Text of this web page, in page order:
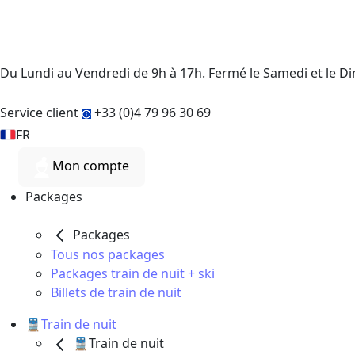
Du Lundi au Vendredi de 9h à 17h. Fermé le Samedi et le
Service client
+33 (0)4 79 96 30 69
FR
Mon compte
Packages
Packages
Tous nos packages
Packages train de nuit + ski
Billets de train de nuit
🚆Train de nuit
🚆Train de nuit